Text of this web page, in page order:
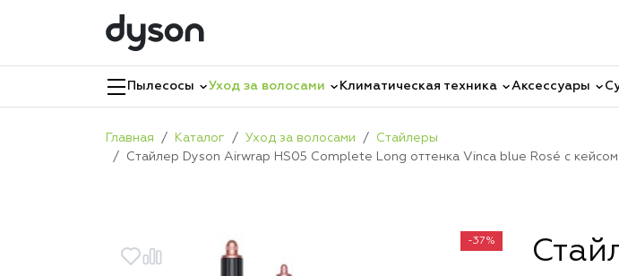
Пылесосы Уход за волосами Климатическая техника Аксессуары
Главная Каталог Уход за волосами
Стайлеры
Стайлер Dyson Airwrap HS05 Complete Long оттенка Vinca blue Rosé с
-37%